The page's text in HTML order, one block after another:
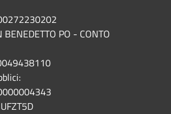
PO - CONTO